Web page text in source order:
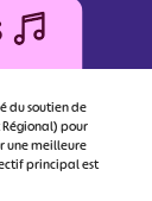
du soutien de
Régional) pour
une meilleure
principal est